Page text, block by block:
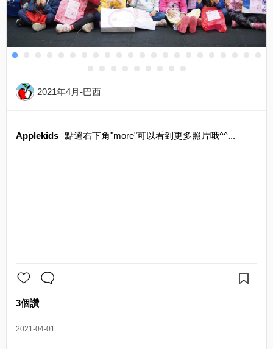
2021年4月-巴西
Applekids 點選右下角"more"可以看到更多照片哦^^...
3個讚
2021-04-01